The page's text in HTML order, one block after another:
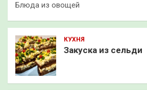
Блюда из овощей
КУХНЯ
Закуска из сельди